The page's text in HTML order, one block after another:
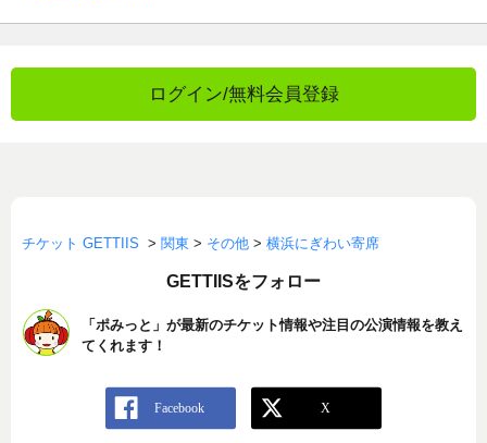
ログイン/無料会員登録
チケット GETTIIS > 関東 > その他 > 横浜にぎわい寄席
GETTIISをフォロー
「ポみっと」が最新のチケット情報や注目の公演情報を教え
てくれます！